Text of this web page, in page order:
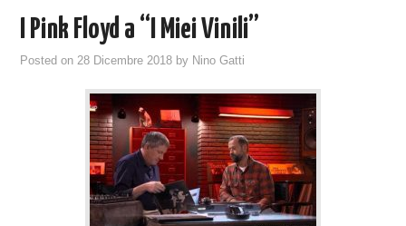
I Pink Floyd a “I Miei Vinili”
Posted on28 Dicembre 2018 by Nino Gatti